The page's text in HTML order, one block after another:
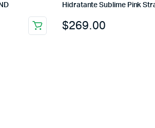
Hidratante Sublime Pink
$269.00